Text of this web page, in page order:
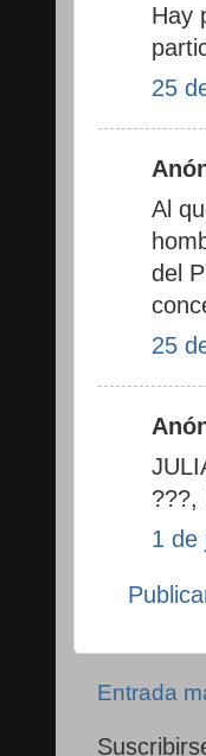
Hay
25
Al
del
25
???,
1 de
Entrada